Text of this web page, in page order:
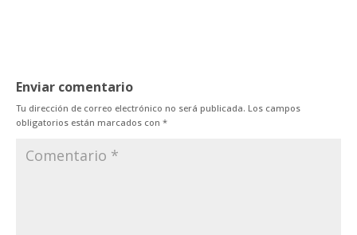
Enviar comentario
Tu dirección de correo electrónico no será publicada. Los campos
obligatorios están marcados con *